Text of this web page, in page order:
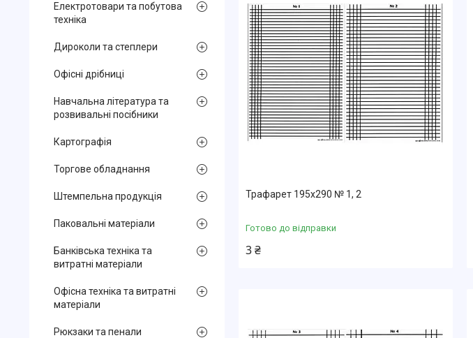
Трафарет 195х290 № 1, 2
Готово до відправки
3 ₴
Електротовари та побутова
техніка
Дироколи та степлери
Офісні дрібниці
Навчальна література та
розвивальні посібники
Картографія
Торгове обладнання
Штемпельна продукція
Паковальні матеріали
Банківська техніка та
витратні матеріали
Офісна техніка та витратні
матеріали
Рюкзаки та пенали